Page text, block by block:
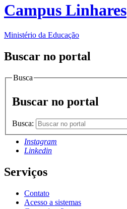
Campus Linhares
Ministério da Educação
Buscar no portal
Busca
Buscar no portal
Busca:
Instagram
Linkedin
Serviços
Contato
Acesso a sistemas